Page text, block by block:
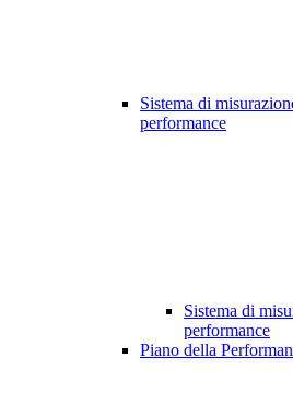
Sistema di
performance
Sistema di
performance
Piano della